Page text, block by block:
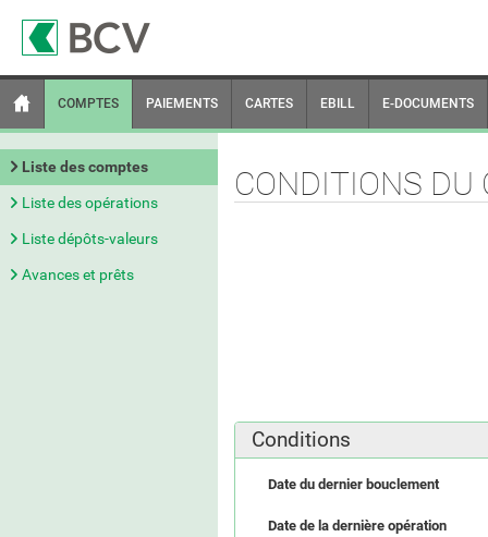
COMPTES PAIEMENTS CARTES EBILL E-DOCUMENTS
Liste des comptes
Liste des opérations
Liste dépôts-valeurs
Avances et prêts
CONDITIONS DU
Conditions
Date du dernier bouclement
Date de la dernière opération